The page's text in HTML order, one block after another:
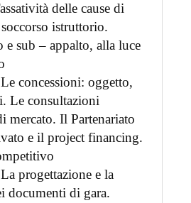
delle cause di
istruttorio.
e sub – appalto, alla luce
Le concessioni: oggetto,
Le consultazioni
mercato. Il Partenariato
e il project financing.
La progettazione e la
documenti di gara.